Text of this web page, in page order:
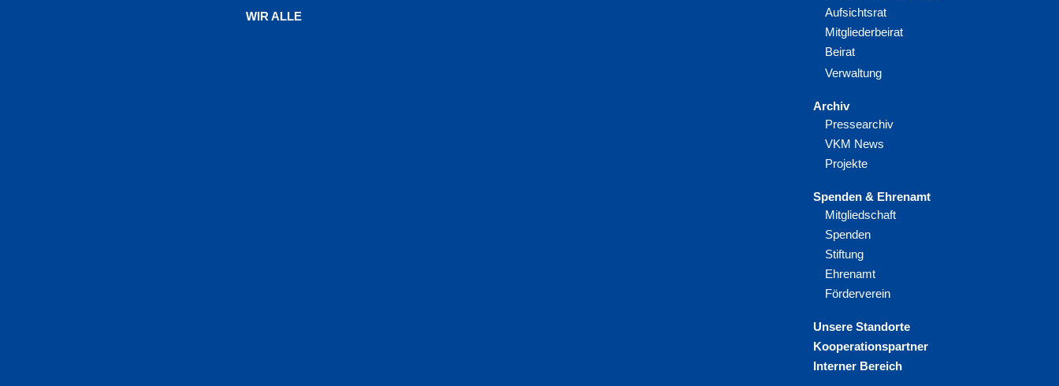
WIR ALLE
Aufsichtsrat
Mitgliederbeirat
Beirat
Verwaltung
Archiv
Pressearchiv
VKM News
Projekte
Spenden & Ehrenamt
Mitgliedschaft
Spenden
Stiftung
Ehrenamt
Förderverein
Unsere Standorte
Kooperationspartner
Interner Bereich